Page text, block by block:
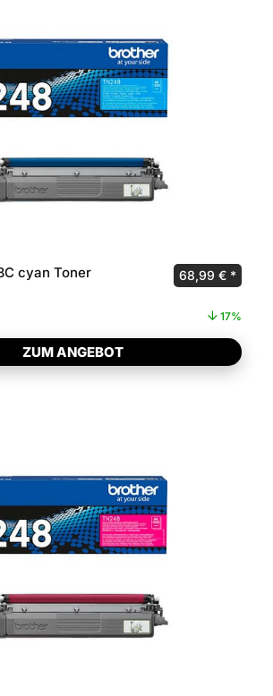
brother TN-248C cyan Toner Ursprünglicher
68,99 €
17%
ZUM ANGEBOT